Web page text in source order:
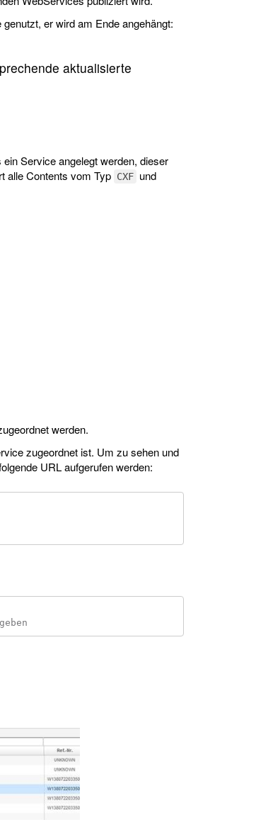
er wird am Ende angehängt:
aktualisierte
Service angelegt werden, dieser
alle Contents vom Typ CXF und
werden.
zugeordnet ist. Um zu sehen und
URL aufgerufen werden: